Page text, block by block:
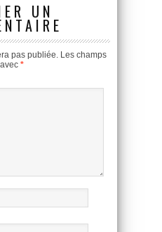
UN
pas publiée. Les champs
*